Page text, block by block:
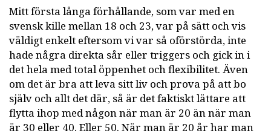
Mitt första långa förhållande, som var med en
svensk kille mellan 18 och 23, var på sätt och vis
väldigt enkelt eftersom vi var så oförstörda, inte
hade några direkta sår eller triggers och gick in i
det hela med total öppenhet och flexibilitet. Även
om det är bra att leva sitt liv och prova på att bo
själv och allt det där, så är det faktiskt lättare att
flytta ihop med någon när man är 20 än när man
är 30 eller 40. Eller 50. När man är 20 år har man